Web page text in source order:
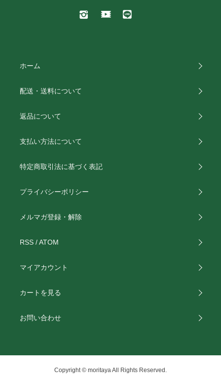
ホーム
配送・送料について
返品について
支払い方法について
特定商取引法に基づく表記
プライバシーポリシー
メルマガ登録・解除
RSS /ATOM
マイアカウント
カートを見る
お問い合わせ
Copyright © moritaya All Rights Reserved.